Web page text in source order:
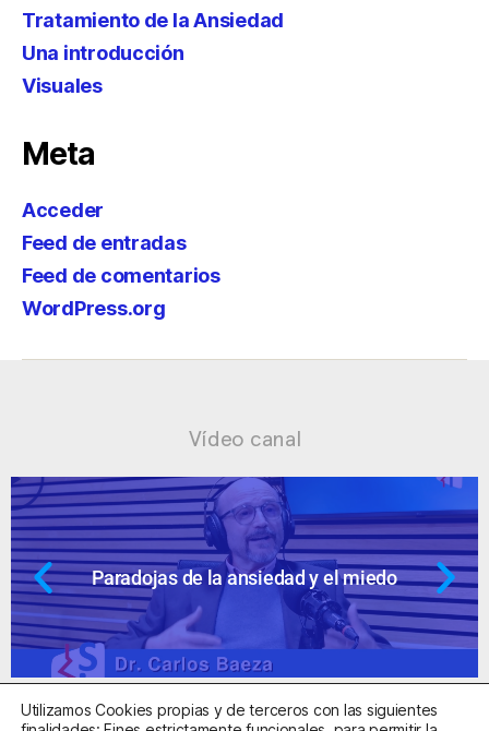
Tratamiento de la Ansiedad
Una introducción
Visuales
Meta
Acceder
Feed de entradas
Feed de comentarios
WordPress.org
Vídeo canal
miedo Ansiedad: supuestos
Utilizamos Cookies propias y de terceros con las siguientes